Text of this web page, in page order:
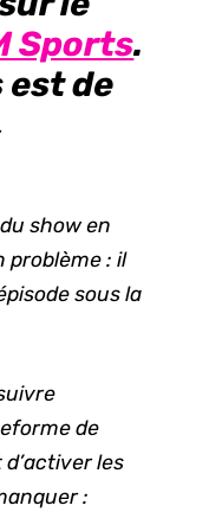
Sports.
est de
show en
problème : il
sous la
de
les
: